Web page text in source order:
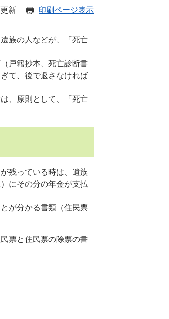
新 印刷ページ表示
族の人などが、「死亡
戸籍抄本、死亡診断書
て、後で返さなければ
、原則として、「死亡
残っている時は、遺族
にその分の年金が支払
が分かる書類（住民票
票と住民票の除票の書